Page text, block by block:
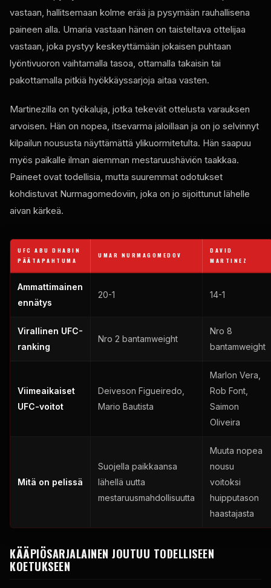
vastaan, hallitsemaan kolme erää ja pysymään rauhallisena
paineen alla. Umaria vastaan ​​hänen on taisteltava ottelijaa
vastaan, joka pystyy keskeyttämään jokaisen puhtaan
lyöntivuoron vaihtamalla tasoa, ottamalla takaisin tai
pakottamalla pitkiä hyökkäyssarjoja aitaa vasten.
Martinezilla on työkaluja, jotka tekevät ottelusta varauksen
arvoisen. Hän on nopea, itsevarma jaloillaan ja on jo selvinnyt
kilpailun noususta näyttämättä ylikuormitetulta. Hän saapuu
myös paikalle ilman aiemman mestaruushäviön taakkaa.
Paineet ovat todellisia, mutta suuremmat odotukset
kohdistuvat Nurmagomedoviin, joka on jo sijoittunut lähelle
aivan kärkeä.
UFC ABU DHABIN
PÄÄTAPAHTUMA
UMAR NURMAGOMEDOV
DAVID
MARTINEZ
Ammattimainen
ennätys
20-1 14-1
Virallinen UFC-
ranking
Nro 2 bantamweight
Nro 8
bantamweight
Viimeaikaiset
UFC-voitot
Deiveson Figueiredo,
Mario Bautista
Marlon Vera,
Rob Font,
Saimon
Oliveira
Mitä on pelissä
Suojella paikkaansa
lähellä uutta
mestaruusmahdollisuutta
Muuta nopea
nousu
voitoksi
huipputason
haastajasta
KÄÄPIÖSARJALAINEN JOUTUU TODELLISEEN
KOETUKSEEN